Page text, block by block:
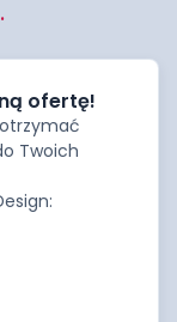
ofertę!
Twoich